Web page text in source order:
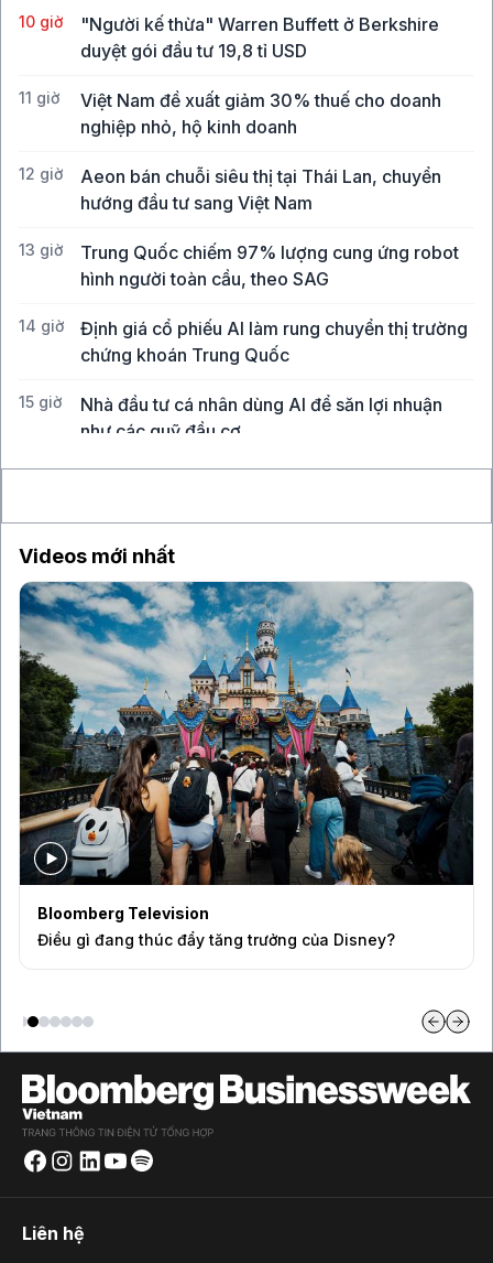
10 giờ
"Người kế thừa" Warren Buffett ở Berkshire
duyệt gói đầu tư 19,8 tỉ USD
11 giờ
Việt Nam đề xuất giảm 30% thuế cho doanh
nghiệp nhỏ, hộ kinh doanh
12 giờ
Aeon bán chuỗi siêu thị tại Thái Lan, chuyển
hướng đầu tư sang Việt Nam
13 giờ
Trung Quốc chiếm 97% lượng cung ứng robot
hình người toàn cầu, theo SAG
14 giờ
Định giá cổ phiếu AI làm rung chuyển thị trường
chứng khoán Trung Quốc
15 giờ
Nhà đầu tư cá nhân dùng AI để săn lợi nhuận
như các quỹ đầu cơ
Videos mới nhất
Bloomberg Television
Điều gì đang thúc đẩy tăng trưởng của Disney?
Liên hệ